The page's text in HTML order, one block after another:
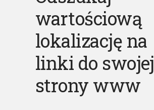
wartościową
lokalizację na
linki do swojej
strony www